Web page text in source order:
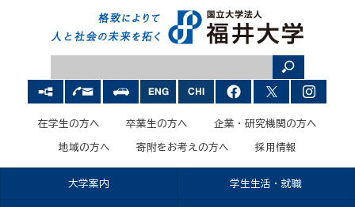
在学生の方へ 卒業生の方へ 企業・研究機関の方へ
地域の方へ 寄附をお考えの方へ 採用情報
大学案内 学生生活・就職